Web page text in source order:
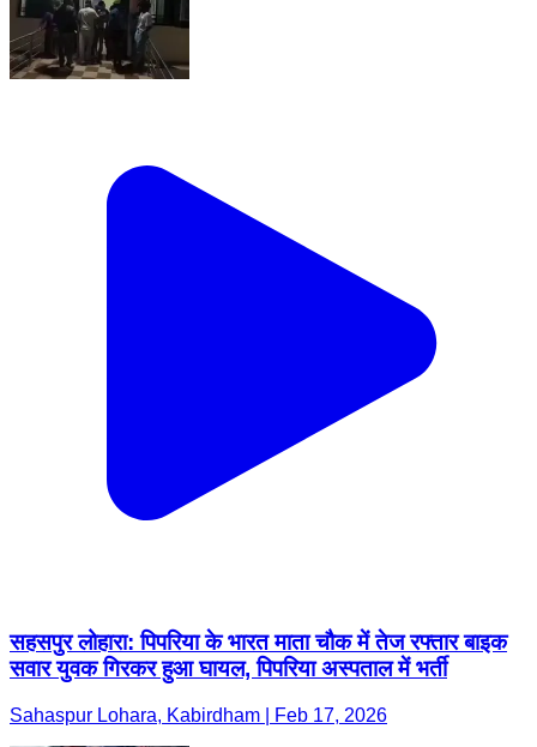
सहसपुर लोहारा: पिपरिया के भारत माता चौक में तेज रफ्तार बाइक
सवार युवक गिरकर हुआ घायल, पिपरिया अस्पताल में भर्ती
Sahaspur Lohara, Kabirdham | Feb 17, 2026